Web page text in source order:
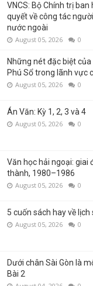
VNCS: Bộ Chính trị ban
quyết về công tác
nước ngoài
August 05, 2026 0
Những nét đặc biệt
Phú Sổ trong lãnh vực
August 05, 2026 0
Án Văn: Kỳ 1, 2, 3 và 4
August 05, 2026 0
Văn học hải ngoại: giai
thành, 1980–1986
August 05, 2026 0
5 cuốn sách hay về lịch
August 05, 2026 0
Dưới chân Sài Gòn là
Bài 2